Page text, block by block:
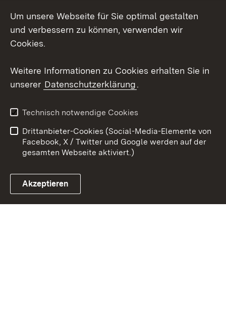
Messenger
Link zum Landesportal
Kontakt
Impressum
Cookies
Um unsere Webseite für Sie optimal gestalten
und verbessern zu können, verwenden wir
Cookies.
Weitere Informationen zu Cookies erhalten Sie in
unserer Datenschutzerklärung.
Technisch notwendige Cookies
Drittanbieter-Cookies (Social-Media-Elemente von
Facebook, X / Twitter und Google werden auf der
gesamten Webseite aktiviert.)
Akzeptieren